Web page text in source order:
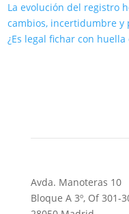
La evolución del registro
cambios, incertidumbre
¿Es legal fichar con
Avda. Manoteras 10
Bloque A 3º, Of 301-